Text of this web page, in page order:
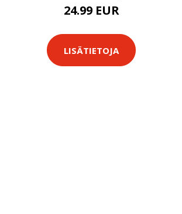
24.99 EUR
LISÄTIETOJA